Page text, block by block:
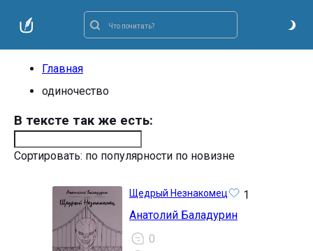
Главная
одиночество
В тексте так же есть:
Сортировать: по популярности по новизне
Щедрый Незнакомец
1
Анатолий Баладурин
0